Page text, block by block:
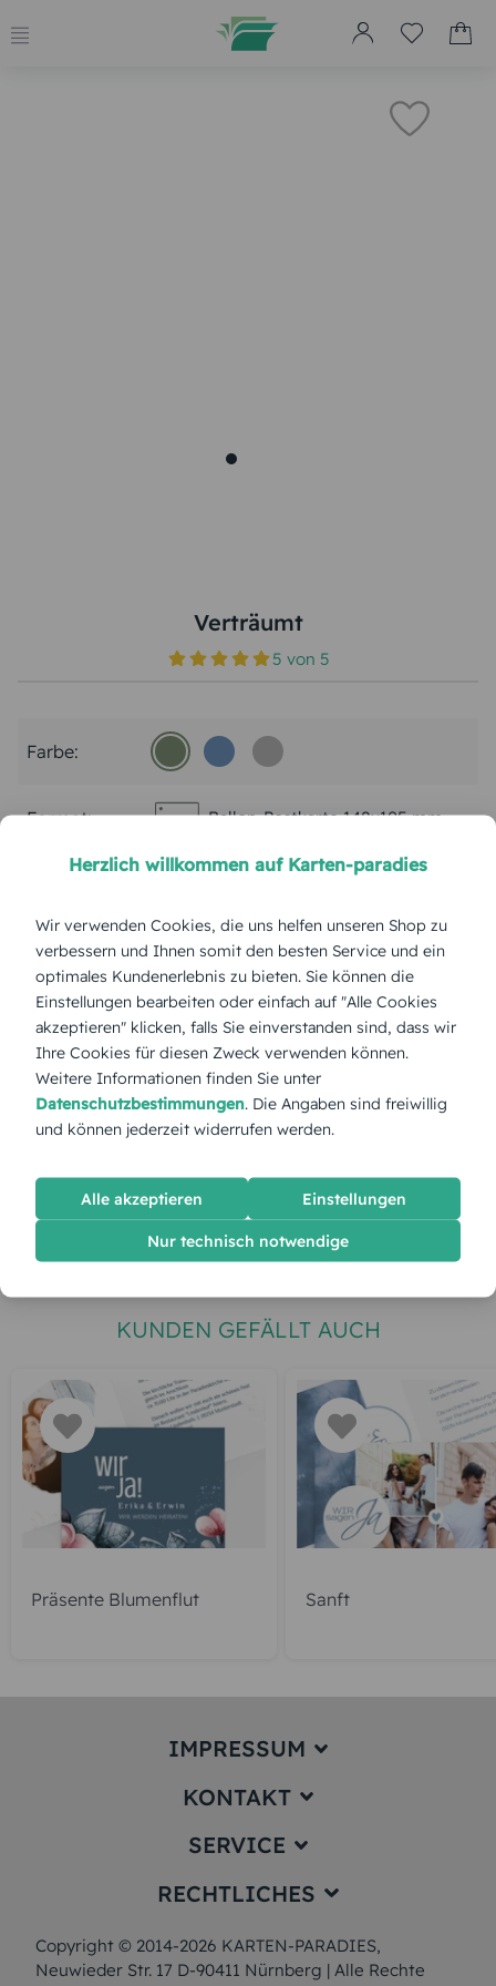
Verträumt
5 von 5
Farbe:
Format: Ballon-Postkarte 148x105 mm
Menge:
Stückpreis: 1,55 €
Gesamtpreis: 38,75 € Inkl. MwSt. zzgl. Versand
Spätester VersandterminMontag, 10.8.2026
jetzt gestalten
KUNDEN GEFÄLLT AUCH
Präsente Blumenflut Sanft
IMPRESSUM
Impressum
KONTAKT
service@karten-paradies.de
innerhalb von 24 Stunden)
(Montag bis Freitag von 09:00 –
12:00 Uhr und 13:00 – 17:00 Uhr)
SERVICE
Preise und Versand
Papiersorten
RECHTLICHES
Datenschutz
Copyright © 2014-2026 KARTEN-PARADIES,
Neuwieder Str. 17 D-90411 Nürnberg | Alle Rechte
Herzlich willkommen auf Karten-paradies
Wir verwenden Cookies, die uns helfen unseren Shop zu
verbessern und Ihnen somit den besten Service und ein
optimales Kundenerlebnis zu bieten. Sie können die
Einstellungen bearbeiten oder einfach auf "Alle Cookies
akzeptieren" klicken, falls Sie einverstanden sind, dass wir
Ihre Cookies für diesen Zweck verwenden können.
Weitere Informationen finden Sie unter
Datenschutzbestimmungen. Die Angaben sind freiwillig
und können jederzeit widerrufen werden.
Alle akzeptieren Einstellungen
Nur technisch notwendige